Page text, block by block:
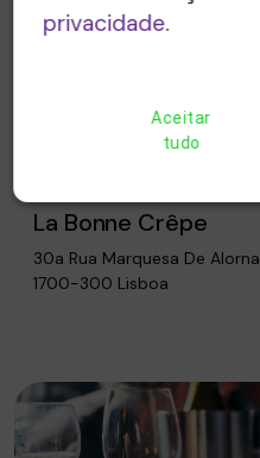
La Bonne Crêpe
30a Rua Marquesa De Alorna
1700-300 Lisboa
privacidade.
Aceitar
tudo